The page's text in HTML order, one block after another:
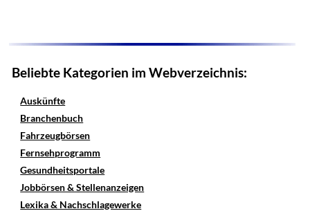
Beliebte Kategorien im Webverzeichnis:
Auskünfte
Branchenbuch
Fahrzeugbörsen
Fernsehprogramm
Gesundheitsportale
Jobbörsen & Stellenanzeigen
Lexika & Nachschlagewerke